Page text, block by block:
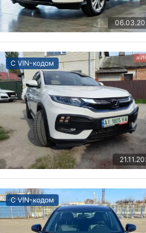
С VIN-кодом
С VIN-кодом